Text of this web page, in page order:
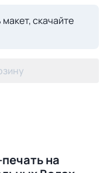
скачайте
на